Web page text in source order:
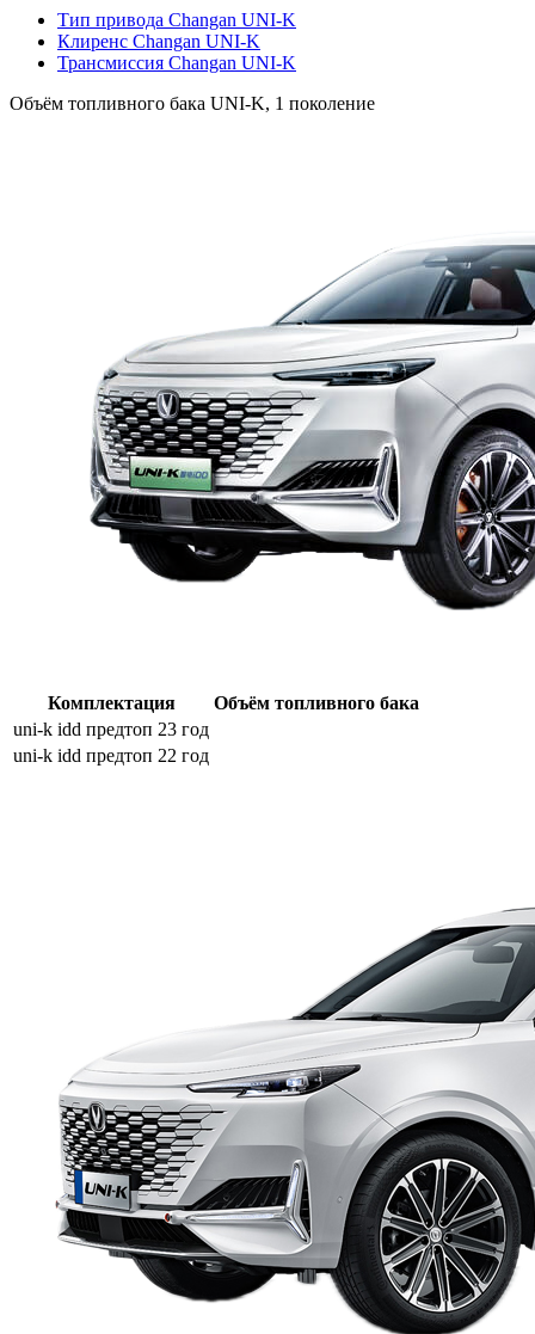
Тип привода Changan UNI-K
Клиренс Changan UNI-K
Трансмиссия Changan UNI-K
Объём топливного бака UNI-K, 1 поколение
Комплектация
Объём топливного бака
uni-k idd предтоп 23 год
uni-k idd предтоп 22 год